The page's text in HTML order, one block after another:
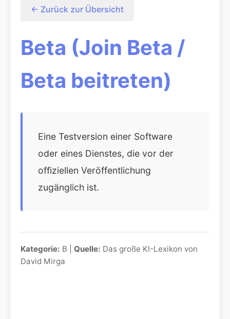
← Zurück zur Übersicht
Beta (Join Beta /
Beta beitreten)
Eine Testversion einer Software
oder eines Dienstes, die vor der
offiziellen Veröffentlichung
zugänglich ist.
Kategorie: B | Quelle: Das große KI-Lexikon von
David Mirga